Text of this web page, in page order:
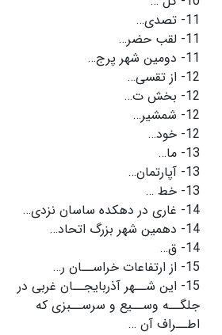
11- تصدی…
11- لقب حضر…
11- دومین شهر پرج…
12- از تقسی…
12- بخش ت…
12- شمشیر…
12- خود…
13- ما…
13- آپارتمان…
13- خط …
14- غارى در دهکده ساسان نزدی…
14- دهمین شهر بزرگ اتحاد…
14- ق…
15- از ارتفاعات خراســان ر…
15- این شــهر آذربایجــان غربى در
جلگــه وســیع و سرســبزى که
اطــراف آن …